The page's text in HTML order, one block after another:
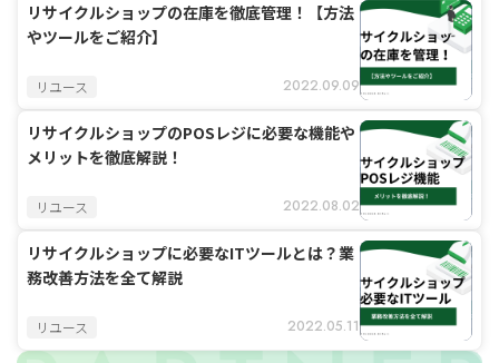
リサイクルショップの在庫を徹底管理！【方法
やツールをご紹介】
リユース 2022.09.09
リサイクルショップのPOSレジに必要な機能や
メリットを徹底解説！
リユース 2022.08.02
リサイクルショップに必要なITツールとは？業
務改善方法を全て解説
リユース 2022.05.11